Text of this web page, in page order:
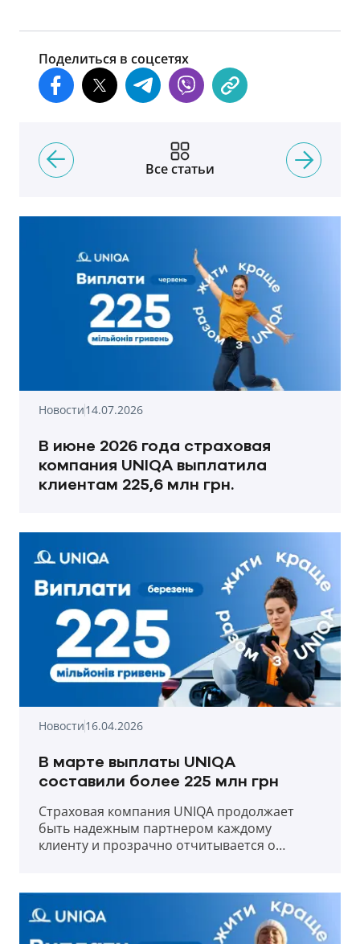
Поделиться в соцсетях
Все статьи
Новости14.07.2026
В июне 2026 года страховая
компания UNIQA выплатила
клиентам 225,6 млн грн.
Новости16.04.2026
В марте выплаты UNIQA
составили более 225 млн грн
Страховая компания UNIQA продолжает
быть надежным партнером каждому
клиенту и прозрачно отчитывается о